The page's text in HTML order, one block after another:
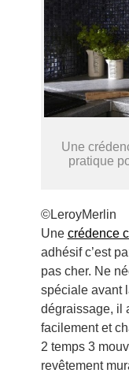
Une
pratique
©LeroyMerlin
Une crédence
adhésif c’est
pas cher. Ne
spéciale avant
dégraissage, il
facilement et
2 temps 3
revêtement